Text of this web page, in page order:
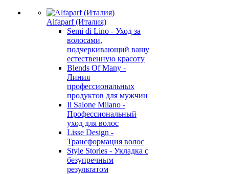
Alfaparf (Италия)
Semi di Lino - Уход за
волосами,
подчеркивающий вашу
естественную красоту
Blends Of Many -
Линия
профессиональных
продуктов для мужчин
Il Salone Milano -
Профессиональный
уход для волос
Lisse Design -
Трансформация волос
Style Stories - Укладка с
безупречным
результатом